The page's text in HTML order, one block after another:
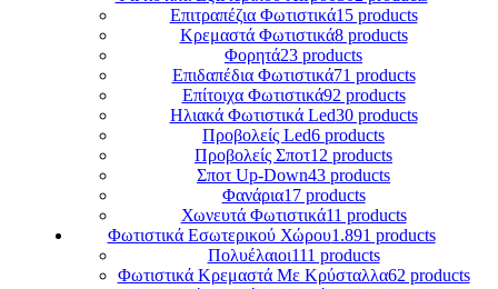
Επιτραπέζια Φωτιστικά15 products
Κρεμαστά Φωτιστικά8 products
Φορητά23 products
Επιδαπέδια Φωτιστικά71 products
Επίτοιχα Φωτιστικά92 products
Ηλιακά Φωτιστικά Led30 products
Προβολείς Led6 products
Προβολείς Σποτ12 products
Σποτ Up-Down43 products
Φανάρια17 products
Χωνευτά Φωτιστικά11 products
Φωτιστικά Εσωτερικού Χώρου1.891 products
Πολυέλαιοι111 products
Φωτιστικά Κρεμαστά Mε Kρύσταλλα62 products